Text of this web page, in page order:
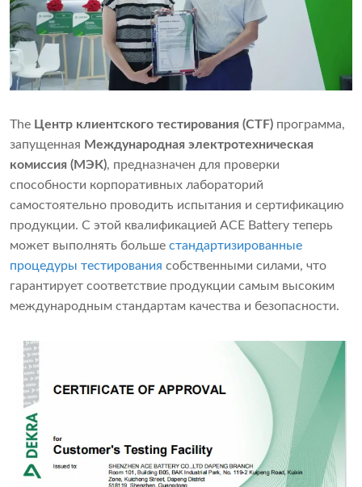
The Центр клиентского тестирования (CTF) программа,
запущенная Международная электротехническая
комиссия (МЭК), предназначен для проверки
способности корпоративных лабораторий
самостоятельно проводить испытания и сертификацию
продукции. С этой квалификацией ACE Battery теперь
может выполнять больше стандартизированные
процедуры тестирования собственными силами, что
гарантирует соответствие продукции самым высоким
международным стандартам качества и безопасности.